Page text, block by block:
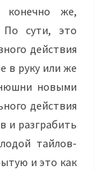
конечно же,
По сути, это
действия
в руку или же
новыми
действия
и разграбить
тайлов-
и это как